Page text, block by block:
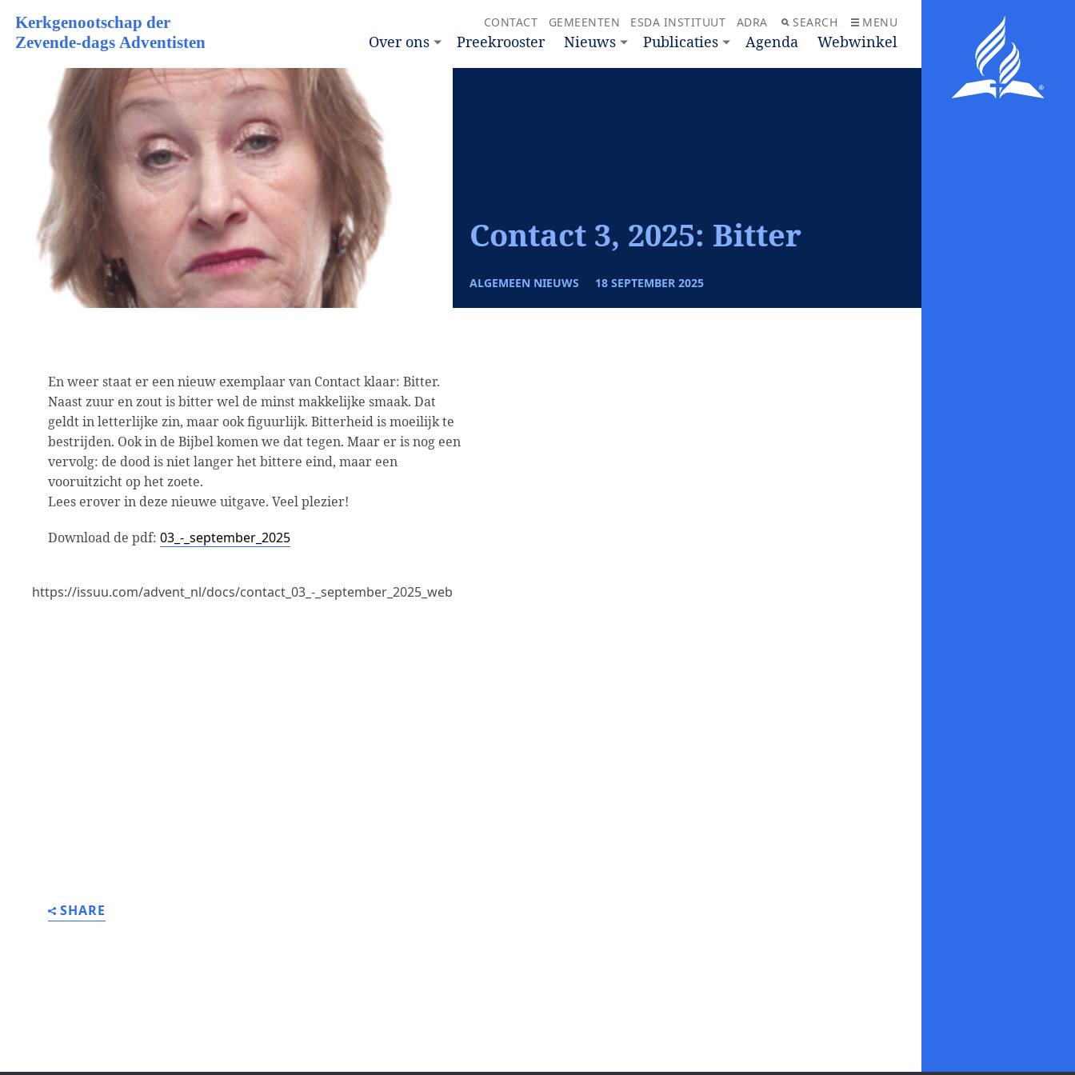
CONTACT GEMEENTEN ESDA INSTITUUT ADRA SEARCH MENU
Over ons Preekrooster Nieuws Publicaties Agenda Webwinkel
Contact 3, 2025: Bitter
ALGEMEEN NIEUWS 18 SEPTEMBER 2025
En weer staat er een nieuw exemplaar van Contact klaar: Bitter.
Naast zuur en zout is bitter wel de minst makkelijke smaak. Dat
geldt in letterlijke zin, maar ook figuurlijk. Bitterheid is moeilijk te
bestrijden. Ook in de Bijbel komen we dat tegen. Maar er is nog een
vervolg: de dood is niet langer het bittere eind, maar een
vooruitzicht op het zoete.
Lees erover in deze nieuwe uitgave. Veel plezier!
Download de pdf: 03_-_september_2025
https://issuu.com/advent_nl/docs/contact_03_-_september_2025_web
SHARE